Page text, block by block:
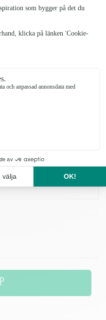
crème och grönt. Med
statice och björngräs
som passar lika fint till
hälsningar.